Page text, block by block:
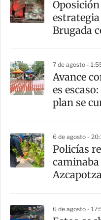
r
t
Brugada
7 de agosto -
Avance
es
plan se
6 de agosto -
Policías
6 de agosto -